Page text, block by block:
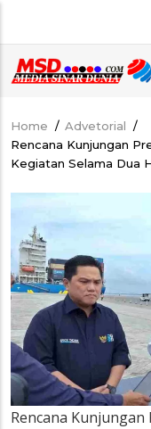
main
content
Breadcrumb
Home / Advetorial /
Rencana Kunjungan
Kegiatan Selama Dua
Rencana Kunjungan